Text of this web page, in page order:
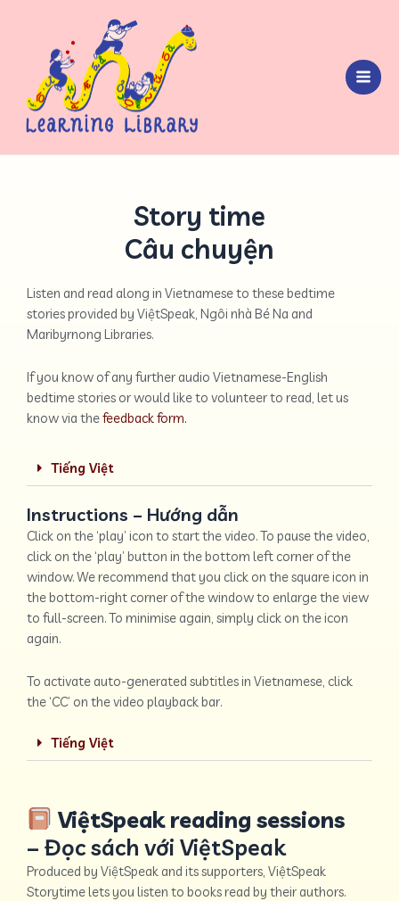
Story time
Câu chuyện
Listen and read along in Vietnamese to these bedtime
stories provided by ViệtSpeak, Ngôi nhà Bé Na and
Maribyrnong Libraries.
If you know of any further audio Vietnamese-English
bedtime stories or would like to volunteer to read, let us
know via thefeedback form.
Tiếng Việt
Instructions – Hướng dẫn
Click on the ‘play’ icon to start the video. To pause the video,
click on the ‘play’ button in the bottom left corner of the
window. We recommend that you click on the square icon in
the bottom-right corner of the window to enlarge the view
to full-screen. To minimise again, simply click on the icon
again.
To activate auto-generated subtitles in Vietnamese, click
the ‘CC’ on the video playback bar.
Tiếng Việt
ViệtSpeak reading sessions
– Đọc sách với ViệtSpeak
Produced by ViệtSpeak and its supporters, ViệtSpeak
Storytime lets you listen to books read by their authors.